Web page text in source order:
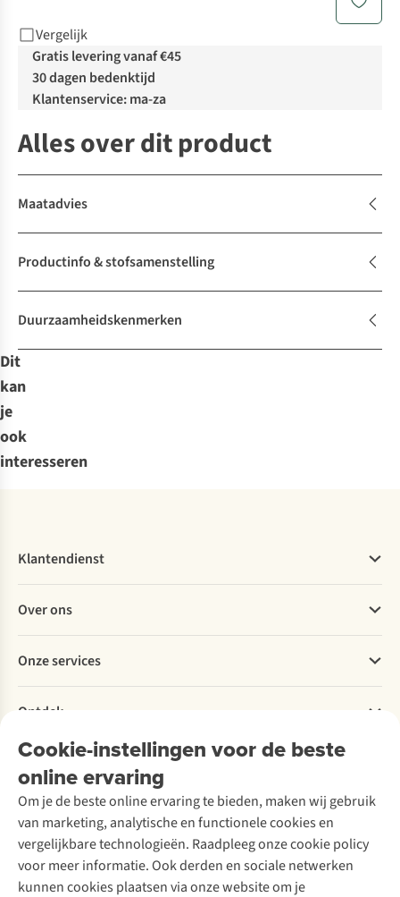
Vergelijk
Gratis levering vanaf €45
30 dagen bedenktijd
Klantenservice: ma-za
Alles over dit product
Maatadvies
Productinfo & stofsamenstelling
Duurzaamheidskenmerken
Dit
kan
je
ook
interesseren
Cookie-instellingen voor de beste
online ervaring
Om je de beste online ervaring te bieden, maken wij gebruik
van marketing, analytische en functionele cookies en
vergelijkbare technologieën. Raadpleeg onze cookie policy
voor meer informatie. Ook derden en sociale netwerken
kunnen cookies plaatsen via onze website om je
Klantendienst
Bestellen
Betalen
Levering
Retourneren
Bestelling herroepen
Garantie
Contact
Over ons
Explore More
Verantwoord ondernemen
Over Ayacucho
Onze winkels
Over A.S.Adventure
Toegankelijkheidsverklaring
Onze services
Ski-onderhoud
Wasservice
Schoenonderhoud
Schoenherstelling
Kledingherstelling
Retouches
Voor bedrijven
Ontdek
A.S.Magazine
Podcast
Explore Academy
Explore Camp
Gear Check
Inspiratie & advies
Meld je aan voor de nieuwsbrief
Follow us